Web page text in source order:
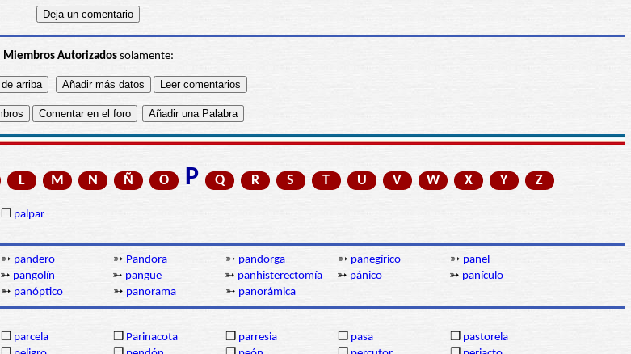
Miembros Autorizadossolamente:
L M N Ñ O P Q R S T U V W X Y Z
❒ palpar
➳ pandero ➳ Pandora ➳ pandorga ➳ panegírico ➳ panel
➳ pangolín ➳ pangue ➳ panhisterectomía ➳ pánico ➳ panículo
➳ panóptico ➳ panorama ➳ panorámica
❒ parcela ❒ Parinacota ❒ parresia ❒ pasa ❒ pastorela